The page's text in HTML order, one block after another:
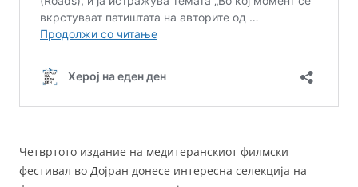
Четвртото издание на медитеранскиот филмски
фестивал во Дојран донесе интересна селекција на